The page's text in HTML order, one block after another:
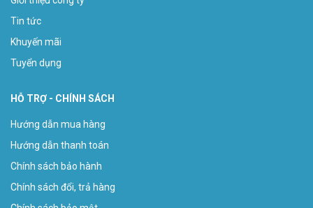
Tin tức
Khuyến mãi
Tuyển dụng
HỖ TRỢ - CHÍNH SÁCH
Hướng dẫn mua hàng
Hướng dẫn thanh toán
Chính sách bảo hành
Chính sách đổi, trả hàng